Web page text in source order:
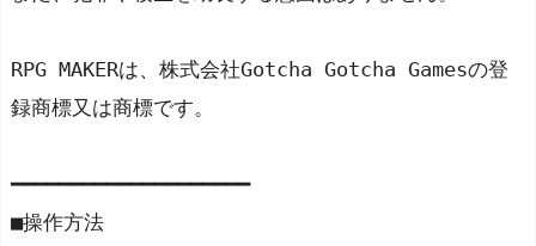
イ
る
RPG MAKERは、株式会社Gotcha Gotcha Gamesの登
録商標又は商標です。
━━━━━━━━━━━━━━━━━━━━
■操作方法